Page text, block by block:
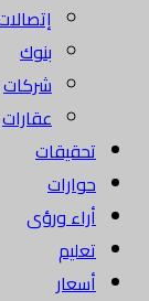
بنوك
شركات
عقارات
تحقيقات
حوارات
أراء ورؤى
تعليم
أسعار